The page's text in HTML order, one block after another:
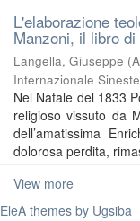
L'elaborazione
Manzoni, il libro di
Langella, Giuseppe (
Internazionale
Nel Natale del 1833
religioso vissuto da
dell’amatissima
dolorosa perdita,
View more
EleA themes by Ugsiba